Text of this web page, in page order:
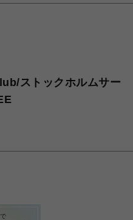
ストックホルムサー